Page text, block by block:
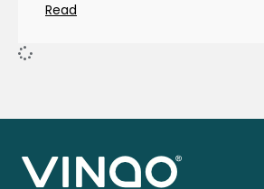
Read